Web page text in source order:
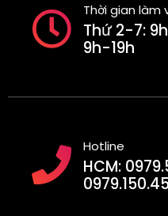
Thời gian làm
Thứ 2-7:
9h-19h
Hotline
HCM: